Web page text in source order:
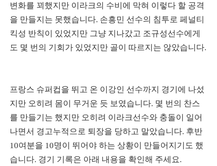
변화를 꾀했지만 이라크의 수비에 막혀 이렇다 할 공격
을 만들지는 못했습니다. 손흥민 선수의 침투로 페널티
킥성 반칙이 있었지만 그냥 지나갔고 조규성선수에게
도 몇 번의 기회가 있었지만 골이 따르지는 않았습니다.
프랑스 슈퍼컵을 뛰고 온 이강인 선수까지 경기에 나섰
지만 오히려 몸이 무거운 듯 보였습니다. 몇 번의 찬스
를 만들기는 했지만 오히려 이라크선수와 충돌이 일어
나면서 경고누적으로 퇴장을 당하고 말았습니다. 후반
10여분을 10명이 뛰어야 하는 상황이 만들어지기도 했
습니다. 경기 기록은 아래 내용을 확인해 주세요.